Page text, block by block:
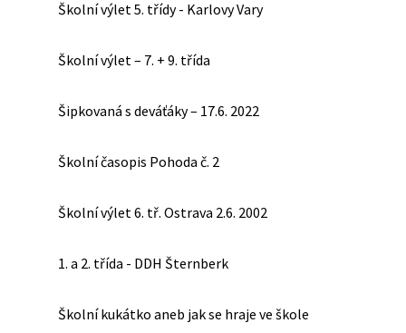
Školní výlet 5. třídy - Karlovy Vary
Školní výlet – 7. + 9. třída
Šipkovaná s deváťáky – 17.6. 2022
Školní časopis Pohoda č. 2
Školní výlet 6. tř. Ostrava 2.6. 2002
1. a 2. třída - DDH Šternberk
Školní kukátko aneb jak se hraje ve škole